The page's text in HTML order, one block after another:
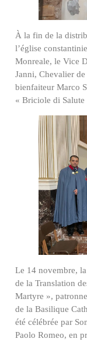
À la fin de la
l’église
Monreale, le Vice
Janni, Chevalier
bienfaiteur Marco
« Briciole di Salute
Le 14 novembre,
de la Translation
Martyre »,
de la Basilique
été célébrée par
Paolo Romeo, en